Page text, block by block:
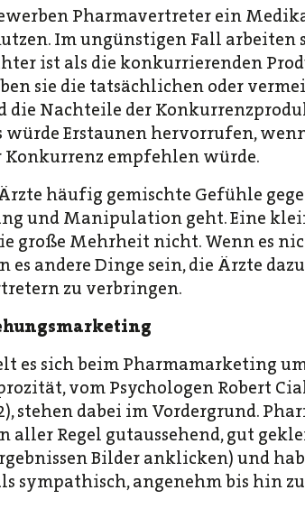
Pharmavertreter ein
Im ungünstigen Fall arbeiten
ist als die konkurrierenden
sie die tatsächlichen oder
die Nachteile der
würde Erstaunen hervorrufen,
empfehlen würde.
häufig gemischte Gefühle
und Manipulation geht. Eine
große Mehrheit nicht. Wenn es
es andere Dinge sein, die Ärzte
zu verbringen.
es sich beim Pharmamarketing
vom Psychologen Robert
stehen dabei im Vordergrund.
Regel gutaussehend, gut
Bilder anklicken) und
sympathisch, angenehm bis hin